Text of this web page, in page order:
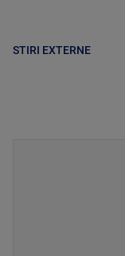
STIRI EXTERNE